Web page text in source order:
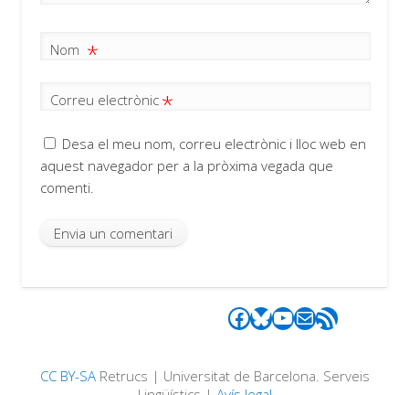
Nom *
Correu electrònic *
Desa el meu nom, correu electrònic i lloc web en
aquest navegador per a la pròxima vegada que
comenti.
Facebook
Bluesky
YouTube
Correu electrònic
Canal RSS
CC BY-SARetrucs | Universitat de Barcelona. Serveis